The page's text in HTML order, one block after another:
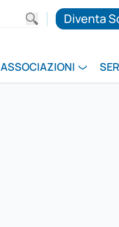
Diventa
ASSOCIAZIONI